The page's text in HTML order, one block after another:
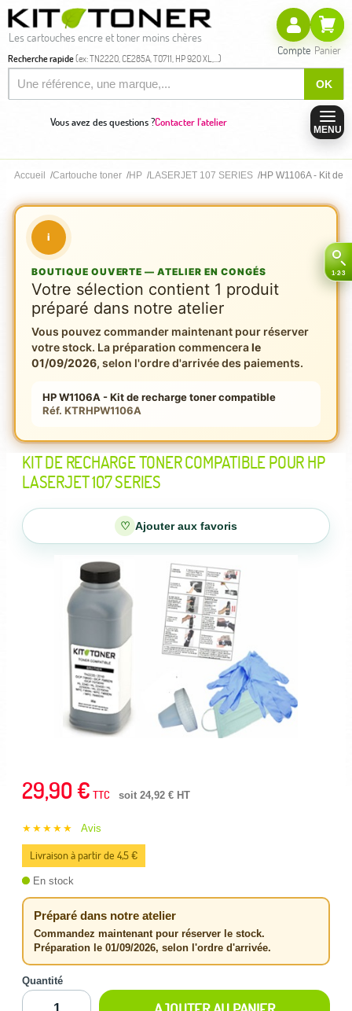
Les cartouches encre et toner moins chères
Recherche rapide(ex: TN2220, CE285A, T0711, HP 920 XL,...)
OK
Compte Panier
Vous avez des questions ?Contacter l'atelier
MENU
Accueil Cartouche toner HP LASERJET 107 SERIES HP W1106A - Kit de
i
BOUTIQUE OUVERTE — ATELIER EN CONGÉS
Votre sélection contient 1 produit
préparé dans notre atelier
Vous pouvez commander maintenant pour réserver
votre stock. La préparation commencerale
01/09/2026, selon l'ordre d'arrivée des paiements.
HP W1106A - Kit de recharge toner compatible
Réf. KTRHPW1106A
KIT DE RECHARGE TONER COMPATIBLE POUR HP
LASERJET 107 SERIES
♡ Ajouter aux favoris
29,90 € TTC soit 24,92 € HT
★★★★★ Avis
Livraison à partir de 4,5 €
En stock
Préparé dans notre atelier
Commandez maintenant pour réserver le stock.
Préparation le 01/09/2026, selon l'ordre d'arrivée.
Quantité